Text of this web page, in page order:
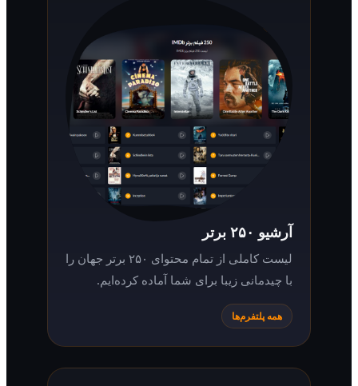
لیست کاملی از تمام محتوای ۲۵۰ برتر جهان را
با چیدمانی زیبا برای شما آماده کرده‌ایم.
همه پلتفرم‌ها